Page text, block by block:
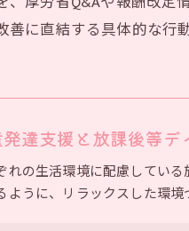
に直結する具体的な行
達支援と放課後等
れの生活環境に配慮してい
ように、リラックスした環境